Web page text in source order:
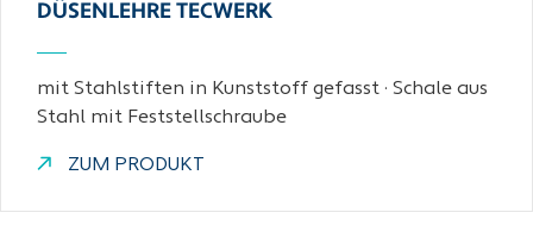
DÜSENLEHRE TECWERK
mit Stahlstiften in Kunststoff gefasst · Schale aus
Stahl mit Feststellschraube
ZUM PRODUKT